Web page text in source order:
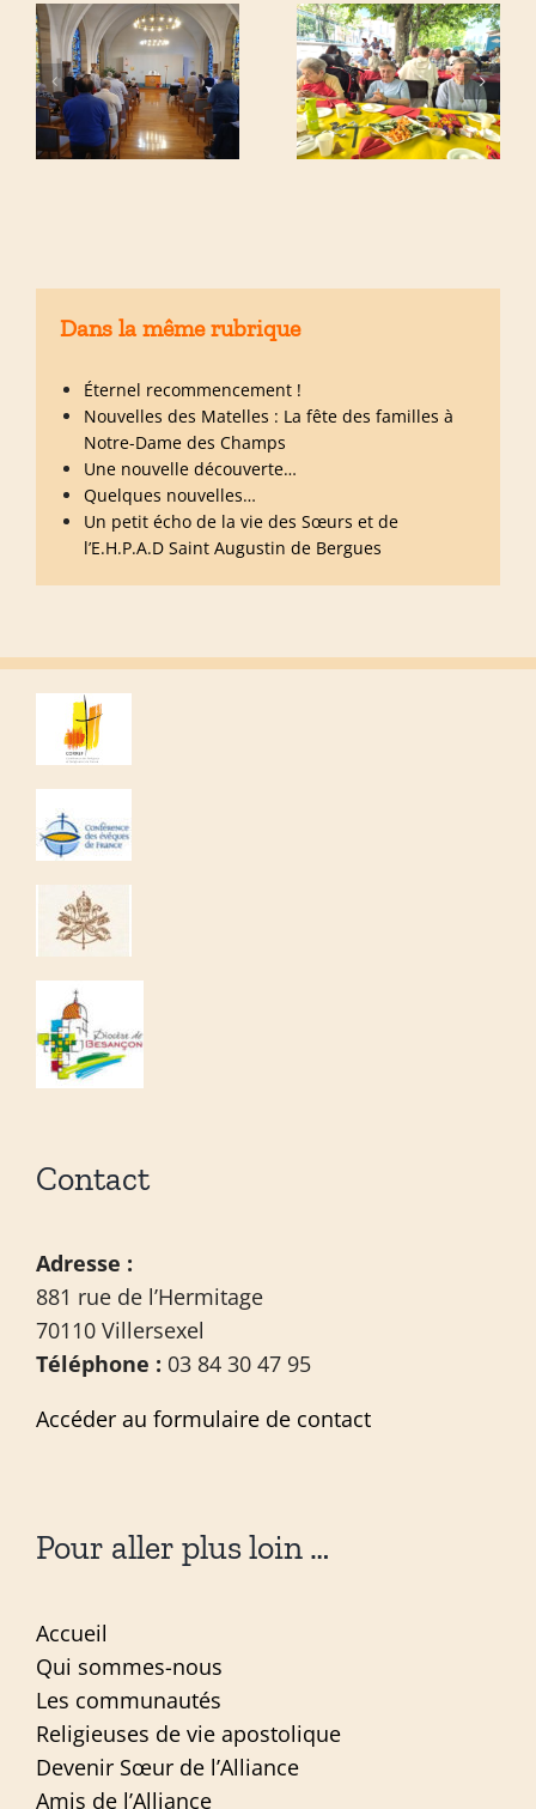
Dans la même rubrique
Éternel recommencement !
Nouvelles des Matelles : La fête des familles à
Notre-Dame des Champs
Une nouvelle découverte…
Quelques nouvelles…
Un petit écho de la vie des Sœurs et de
l’E.H.P.A.D Saint Augustin de Bergues
Contact
Adresse :
881 rue de l’Hermitage
70110 Villersexel
Téléphone : 03 84 30 47 95
Accéder au formulaire de contact
Pour aller plus loin …
Accueil
Qui sommes-nous
Les communautés
Religieuses de vie apostolique
Devenir Sœur de l’Alliance
Amis de l’Alliance